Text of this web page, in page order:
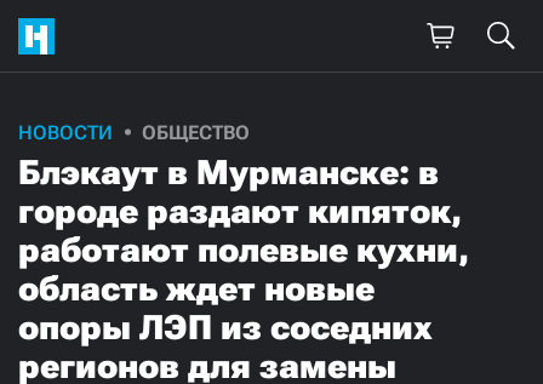
НОВОСТИ ОБЩЕСТВО
Блэкаут в Мурманске: в
городе раздают кипяток,
работают полевые кухни,
область ждет новые
опоры ЛЭП из соседних
регионов для замены
Поддержите
нашу работу!
Ежемесячно Разово
3000 1000
500 300